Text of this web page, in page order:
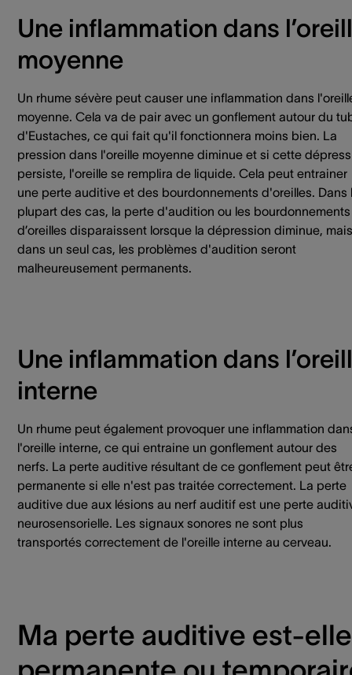
Une inflammation dans
moyenne
Un rhume sévère peut causer une inflammation dans
moyenne. Cela va de pair avec un gonflement autour du
d'Eustaches, ce qui fait qu'il fonctionnera moins bien. La
pression dans l'oreille moyenne diminue et si cette
persiste, l'oreille se remplira de liquide. Cela peut entrainer
une perte auditive et des bourdonnements d'oreilles. Dans
plupart des cas, la perte d'audition ou les bourdonnements
d’oreilles disparaissent lorsque la dépression diminue, mais
dans un seul cas, les problèmes d'audition seront
malheureusement permanents.
Une inflammation dans
interne
Un rhume peut également provoquer une inflammation
l'oreille interne, ce qui entraine un gonflement autour des
nerfs. La perte auditive résultant de ce gonflement peut
permanente si elle n'est pas traitée correctement. La perte
auditive due aux lésions au nerf auditif est une perte
neurosensorielle. Les signaux sonores ne sont plus
transportés correctement de l'oreille interne au cerveau.
Ma perte auditive est-elle